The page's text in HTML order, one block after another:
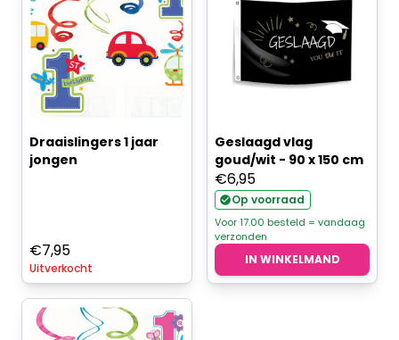
Draaislingers 1 jaar
jongen
€7,95
Uitverkocht
Geslaagd vlag
goud/wit - 90 x 150 cm
€6,95
Op voorraad
Voor 17.00 besteld = vandaag
verzonden
IN WINKELMAND